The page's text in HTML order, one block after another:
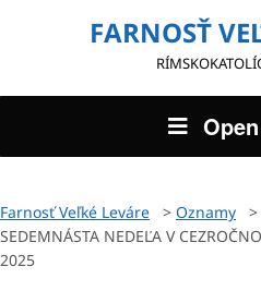
FARNOSŤ
Farnosť Veľké Leváre > Oznamy
>
SEDEMNÁSTA NEDEĽA V
2025